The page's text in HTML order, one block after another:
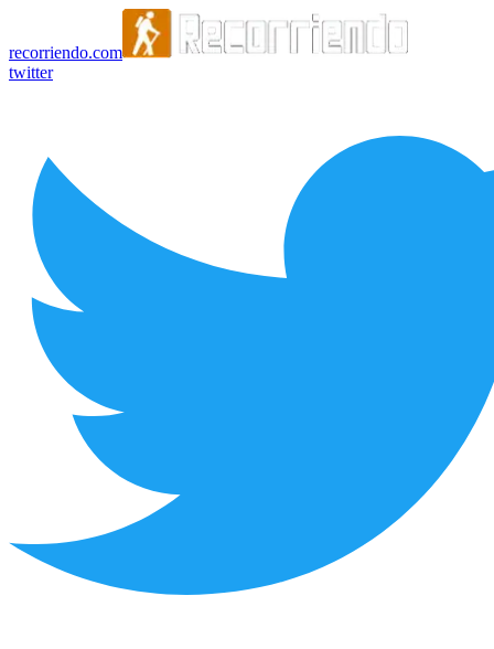
recorriendo.com
twitter